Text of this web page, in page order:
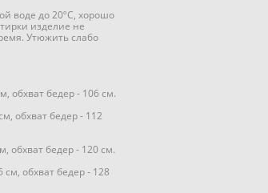
воде до 20ºC, хорошо
изделие не
Утюжить слабо
обхват бедер - 106 см.
обхват бедер - 112
обхват бедер - 120 см.
см, обхват бедер - 128